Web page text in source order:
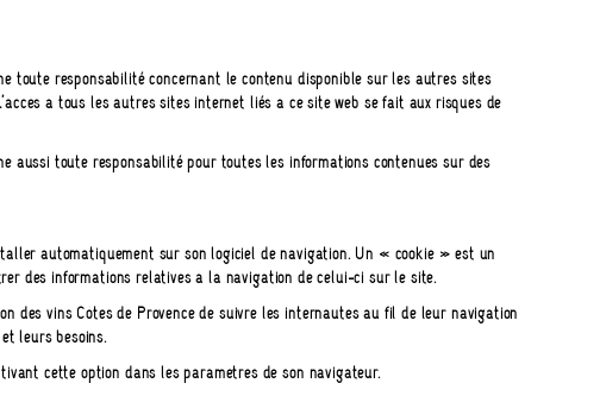
toute responsabilité concernant le contenu disponible sur les autres sites
à tous les autres sites internet liés à ce site web se fait aux risques de
aussi toute responsabilité pour toutes les informations contenues sur des
automatiquement sur son logiciel de navigation. Un « cookie » est un
des informations relatives à la navigation de celui-ci sur le site.
des vins Côtes de Provence de suivre les internautes au fil de leur navigation
leurs besoins.
cette option dans les paramètres de son navigateur.